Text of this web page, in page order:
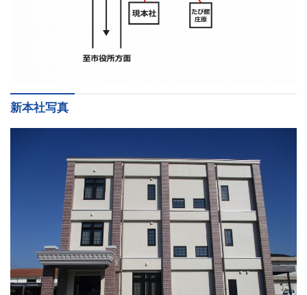
お問い合わせ
新本社写真